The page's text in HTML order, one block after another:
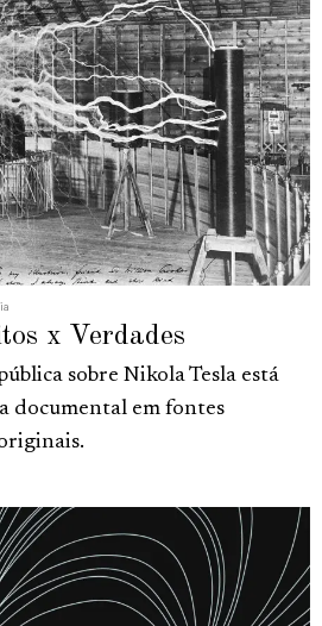
x Verdades
sobre Nikola Tesla está
documental em fontes